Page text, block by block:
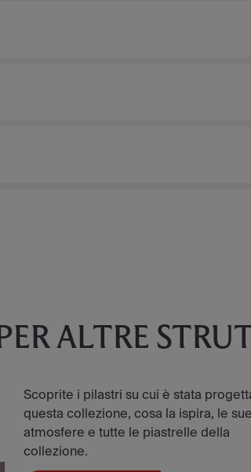
ALTRE
Scoprite i pilastri su cui è stata
questa collezione, cosa la ispira, le sue
atmosfere e tutte le piastrelle della
collezione.